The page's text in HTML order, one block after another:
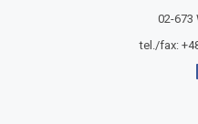
02-673
tel./fax: